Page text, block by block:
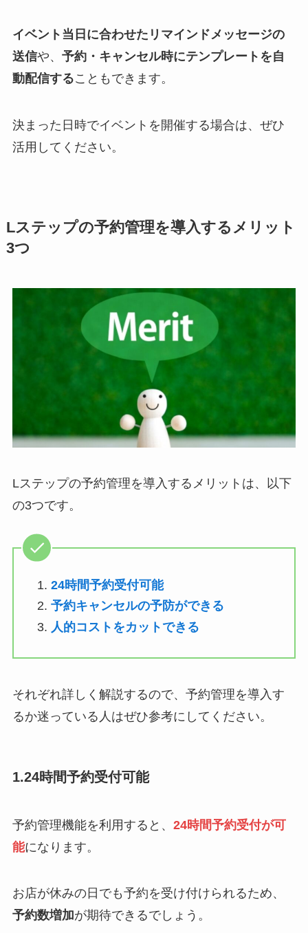
イベント当日に合わせたリマインドメッセージの
送信や、 予約・キャンセル時にテンプレートを自
動配信することもできます。
決まった日時でイベントを開催する場合は、ぜひ
活用してください。
Lステップの予約管理を導入するメリット
3つ
Lステップの予約管理を導入するメリットは、以下
の3つです。
24時間予約受付可能
予約キャンセルの予防ができる
人的コストをカットできる
それぞれ詳しく解説するので、予約管理を導入す
るか迷っている人はぜひ参考にしてください。
1.24時間予約受付可能
予約管理機能を利用すると、 24時間予約受付が可
能になります。
お店が休みの日でも予約を受け付けられるため、
予約数増加が期待できるでしょう。